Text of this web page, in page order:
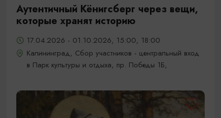
Аутентичный Кёнигсберг через вещи,
которые хранят историю
17.04.2026 - 01.10.2026, 15:00, 18:00
Калининград, Сбор участников - центральный вход
в Парк культуры и отдыха, пр. Победы 1Б,